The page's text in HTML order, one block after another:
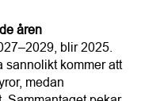
åren
blir 2025.
sannolikt kommer att
medan
Sammantaget pekar